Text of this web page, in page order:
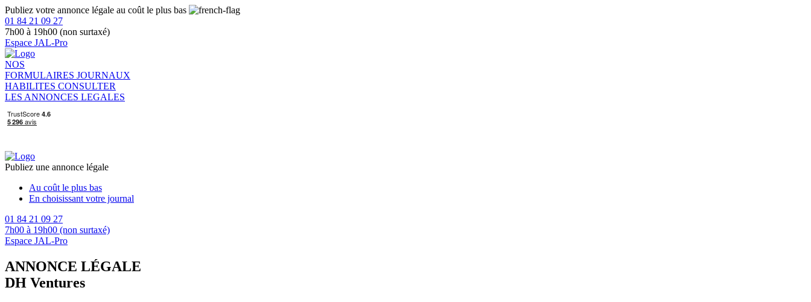
Publiez votre annonce légale au coût le plus bas
01 84 21 09 27
7h00 à 19h00 (non surtaxé)
Espace JAL-Pro
NOS
FORMULAIRES JOURNAUX
HABILITES CONSULTER
LES ANNONCES LEGALES
Publiez une annonce légale
Au coût le plus bas
En choisissant votre journal
01 84 21 09 27
7h00 à 19h00 (non surtaxé)
Espace JAL-Pro
ANNONCE LÉGALE
DH Ventures